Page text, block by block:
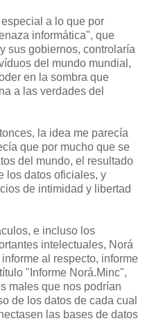
a lo que por
informática", que
sus gobiernos, controlaría
del mundo mundial,
en la sombra que
a las verdades del
la idea me parecía
que por mucho que se
del mundo, el resultado
los datos oficiales, y
de intimidad y libertad
e incluso los
intelectuales, Norá
al respecto, informe
"Informe Norá.Minc",
males que nos podrían
de los datos de cada cual
las bases de datos